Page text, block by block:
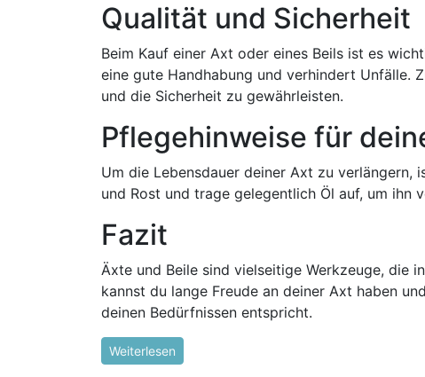
Qualität und Sicherheit
Beim Kauf einer Axt oder eines Beils ist es
eine gute Handhabung und verhindert Unfälle.
und die Sicherheit zu gewährleisten.
Pflegehinweise für
Um die Lebensdauer deiner Axt zu
und Rost und trage gelegentlich Öl auf, um ihn
Fazit
Äxte und Beile sind vielseitige Werkzeuge, die
kannst du lange Freude an deiner Axt haben
deinen Bedürfnissen entspricht.
Weiterlesen